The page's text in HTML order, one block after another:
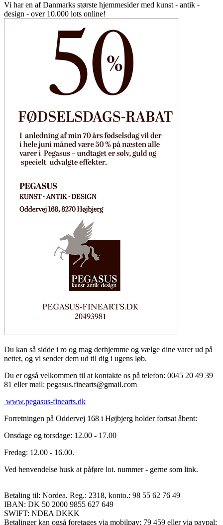
Vi har en af Danmarks største hjemmesider med kunst - antik -
design - over 10.000 lots online!
Du kan så sidde i ro og mag derhjemme og vælge dine varer ud på
nettet, og vi sender dem ud til dig i ugens løb.
Du er også velkommen til at kontakte os på telefon: 0045 20 49 39
81 eller mail: pegasus.finearts@gmail.com
www.pegasus-finearts.dk
Forretningen på Oddervej 168 i Højbjerg holder fortsat åbent:
Onsdage og torsdage: 12.00 - 17.00
Fredag: 12.00 - 16.00.
Ved henvendelse husk at påføre lot. nummer - gerne som link.
Betaling til: Nordea. Reg.: 2318, konto.: 98 55 62 76 49
IBAN: DK 50 2000 9855 627 649
SWIFT: NDEA DKKK
Betalinger kan også foretages via mobilpay: 79 459 eller via paypal: